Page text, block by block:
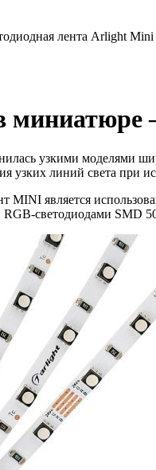
лента Arlight
узкими моделями
узких линий света
является
светодиодами SMD